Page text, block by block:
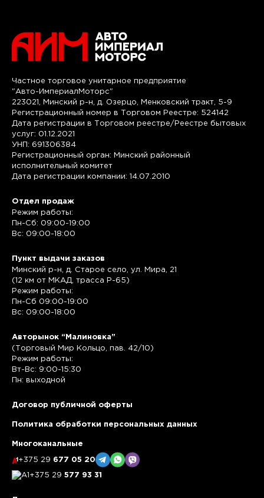
Частное торговое унитарное предприятие
"Авто-ИмпериалМоторс"
223021, Минский р-н, д. Озерцо, Менковский тракт, 5-9
Регистрационный номер в Торговом Реестре: 524142
Дата регистрации в Торговом реестре/Реестре бытовых
услуг: 01.12.2021
УНП: 691306384
Регистрационный орган: Минский районный
исполнительный комитет
Дата регистрации компании: 14.07.2010
Отдел продаж
Режим работы:
Пн-Сб: 09:00-19:00
Вс: 09:00-18:00
Пункт выдачи заказов
Минский р-н, д. Старое село, ул. Мира, 21
(12 км от МКАД, трасса P-65)
Режим работы:
Пн-Сб 09:00-19:00
Вс: 09:00-18:00
Авторынок “Малиновка”
(Торговый Мир Кольцо, пав. 42/10)
Режим работы:
Вт-Вс: 9:00-15:30
Пн: выходной
Договор публичной оферты
Политика обработки персональных данных
Многоканальные
+375 29 677 05 20
+375 29 577 93 31